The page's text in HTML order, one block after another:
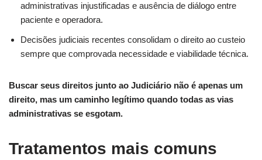
administrativas injustificadas e ausência de diálogo entre
paciente e operadora.
Decisões judiciais recentes consolidam o direito ao custeio
sempre que comprovada necessidade e viabilidade técnica.
Buscar seus direitos junto ao Judiciário não é apenas um
direito, mas um caminho legítimo quando todas as vias
administrativas se esgotam.
Tratamentos mais comuns